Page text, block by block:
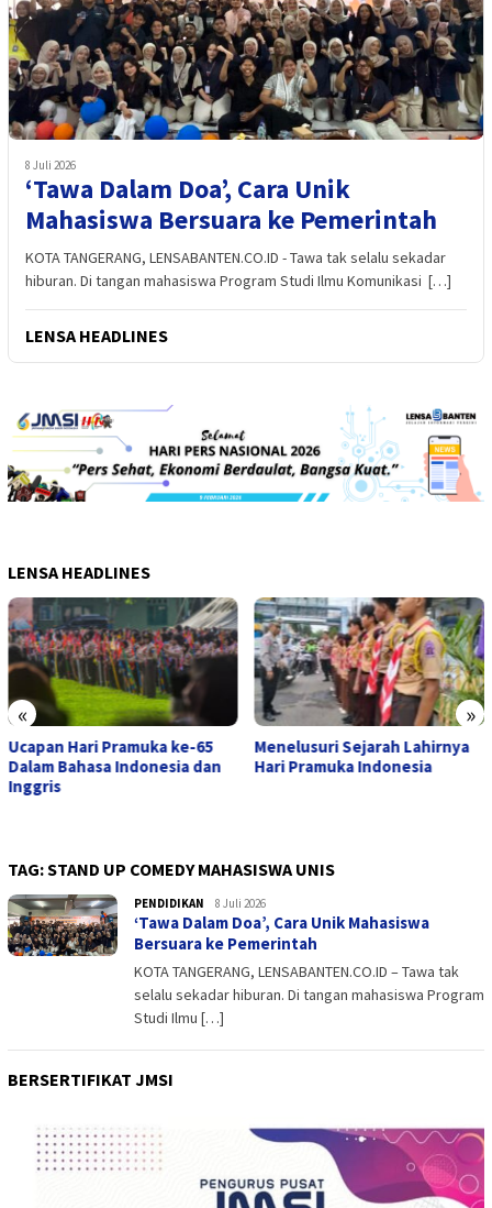
8 Juli 2026
‘Tawa Dalam Doa’, Cara Unik
Mahasiswa Bersuara ke Pemerintah
KOTA TANGERANG, LENSABANTEN.CO.ID - Tawa tak selalu sekadar
hiburan. Di tangan mahasiswa Program Studi Ilmu Komunikasi […]
LENSA HEADLINES
LENSA HEADLINES
« »
Menelusuri Sejarah Lahirnya
Hari Pramuka Indonesia
Tragedi dan Keberanian di
Desa Lengkong: Kala Senja
TAG:STAND UP COMEDY MAHASISWA UNIS
PENDIDIKAN admin
8 Juli 2026
‘Tawa Dalam Doa’, Cara Unik Mahasiswa
Bersuara ke Pemerintah
KOTA TANGERANG, LENSABANTEN.CO.ID – Tawa tak
selalu sekadar hiburan. Di tangan mahasiswa Program
Studi Ilmu […]
BERSERTIFIKAT JMSI